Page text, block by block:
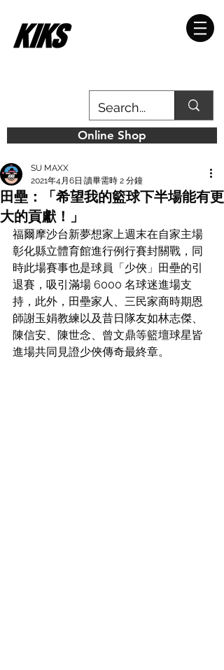
Online Shop
田壘：「希望我的籃球下半場能有更
大的貢獻！」
SU MAXX
2021年4月6日 讀畢需時 2 分鐘
福爾摩沙台新夢想家上週末在自家主場
彰化縣立體育館進行例行賽封關戰，同
時此場賽事也是球員「少俠」田壘的引
退賽，吸引滿場 6000 名球迷進場支
持，此外，田壘家人、三民家商時期恩
師謝玉娟教練以及昔日隊友如林志傑、
陳信安、陳世念、曾文鼎等籃壇球星皆
進場共同見證少俠傳奇最終章。